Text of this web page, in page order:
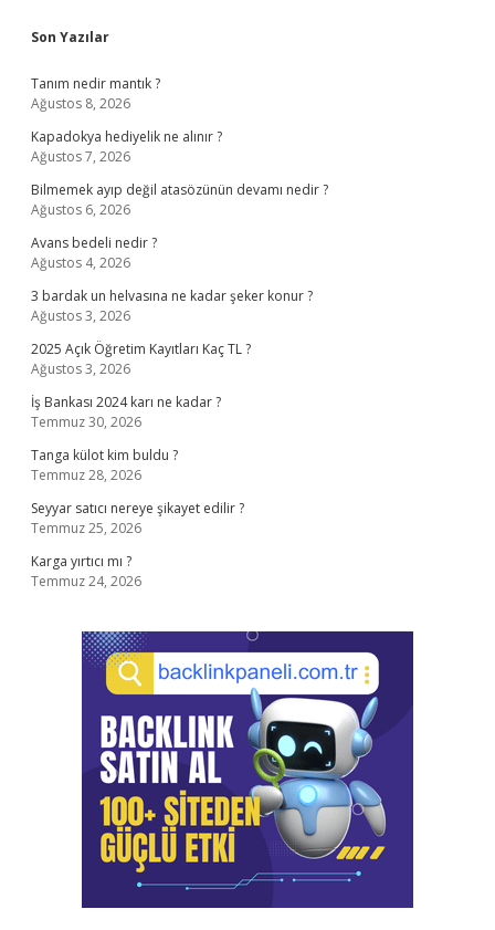
Sidebar
Son Yazılar
Tanım nedir mantık ?
Ağustos 8, 2026
Kapadokya hediyelik ne alınır ?
Ağustos 7, 2026
Bilmemek ayıp değil atasözünün devamı nedir ?
Ağustos 6, 2026
Avans bedeli nedir ?
Ağustos 4, 2026
3 bardak un helvasına ne kadar şeker konur ?
Ağustos 3, 2026
2025 Açık Öğretim Kayıtları Kaç TL ?
Ağustos 3, 2026
İş Bankası 2024 karı ne kadar ?
Temmuz 30, 2026
Tanga külot kim buldu ?
Temmuz 28, 2026
Seyyar satıcı nereye şikayet edilir ?
Temmuz 25, 2026
Karga yırtıcı mı ?
Temmuz 24, 2026